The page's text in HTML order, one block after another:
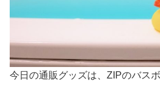
今日の通販グッズは、ZIPのバスボ